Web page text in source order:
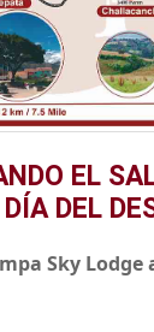
EL
DEL
Sky Lodge